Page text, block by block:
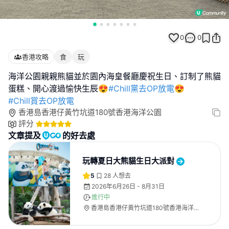
0 0
香港攻略 食 玩
海洋公園親親熊貓並於園內海皇餐廳慶祝生日、訂制了熊貓
蛋糕、開心渡過愉快生辰😍#Chill黨去OP放電😍
#Chill賞去OP放電
香港島香港仔黃竹坑道180號香港海洋公園
評分
文章提及 的好去處
玩轉夏日大熊貓生日大派對
5 28 人想去
2026年6月26日 - 8月31日
進行中
香港島香港仔黃竹坑道180號香港海洋